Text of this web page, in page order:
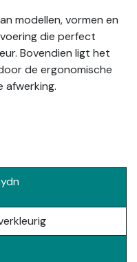
modellen, vormen en
die perfect
Bovendien ligt het
de ergonomische
afwerking.